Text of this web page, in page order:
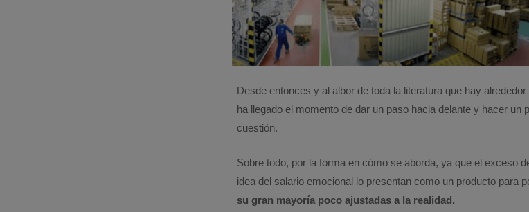
Desde entonces y al albor de toda la literatura que hay alrededor
ha llegado el momento de dar un paso hacia delante y hacer un
cuestión.
Sobre todo, por la forma en cómo se aborda, ya que el exceso
idea del salario emocional lo presentan como un producto para
su gran mayoría poco ajustadas a la realidad.